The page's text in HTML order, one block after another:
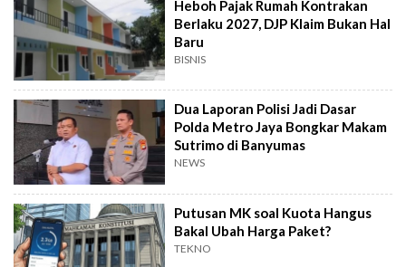
Heboh Pajak Rumah Kontrakan
Berlaku 2027, DJP Klaim Bukan Hal
Baru
BISNIS
Dua Laporan Polisi Jadi Dasar
Polda Metro Jaya Bongkar Makam
Sutrimo di Banyumas
NEWS
Putusan MK soal Kuota Hangus
Bakal Ubah Harga Paket?
TEKNO